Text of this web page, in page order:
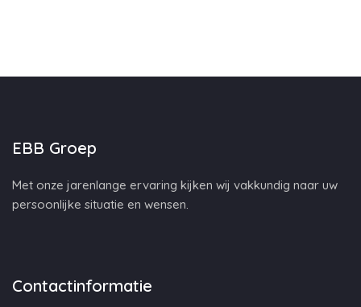
EBB Groep
Met onze jarenlange ervaring kijken wij vakkundig naar uw
persoonlijke situatie en wensen.
Contactinformatie